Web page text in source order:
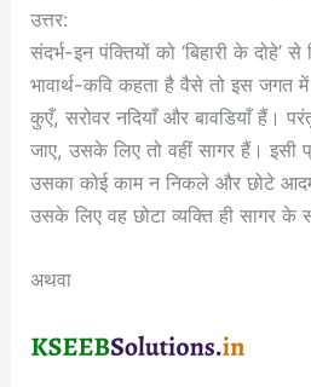
उत्तर:
संदर्भ-इन पंक्तियों को ‘बिहारी के दोहे’
भावार्थ-कवि कहता है वैसे तो इस जगत
कुएँ, सरोवर नदियाँ और बावडियाँ हैं।
जाए, उसके लिए तो वहीं सागर हैं। इसी
उसका कोई काम न निकले और छोटे
उसके लिए वह छोटा व्यक्ति ही सागर के
अथवा